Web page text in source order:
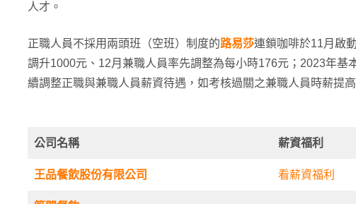
人才。
正職人員不採用兩頭班（空班）制度的路易莎連鎖咖啡於11月啟
調升1000元、12月兼職人員率先調整為每小時176元；2023年基
續調整正職與兼職人員薪資待遇，如考核過關之兼職人員時薪提
公司名稱 薪資福利
王品餐飲股份有限公司 看薪資福利